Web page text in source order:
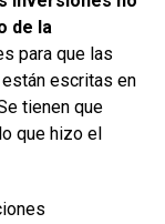
de la
para que las
escritas en
tienen que
que hizo el